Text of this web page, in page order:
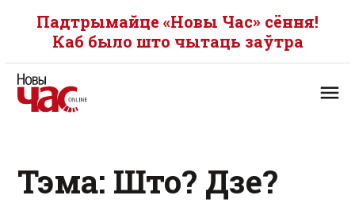
Падтрымайце «Новы Час» сёння!
Каб было што чытаць заўтра
Тэма: Што? Дзе?